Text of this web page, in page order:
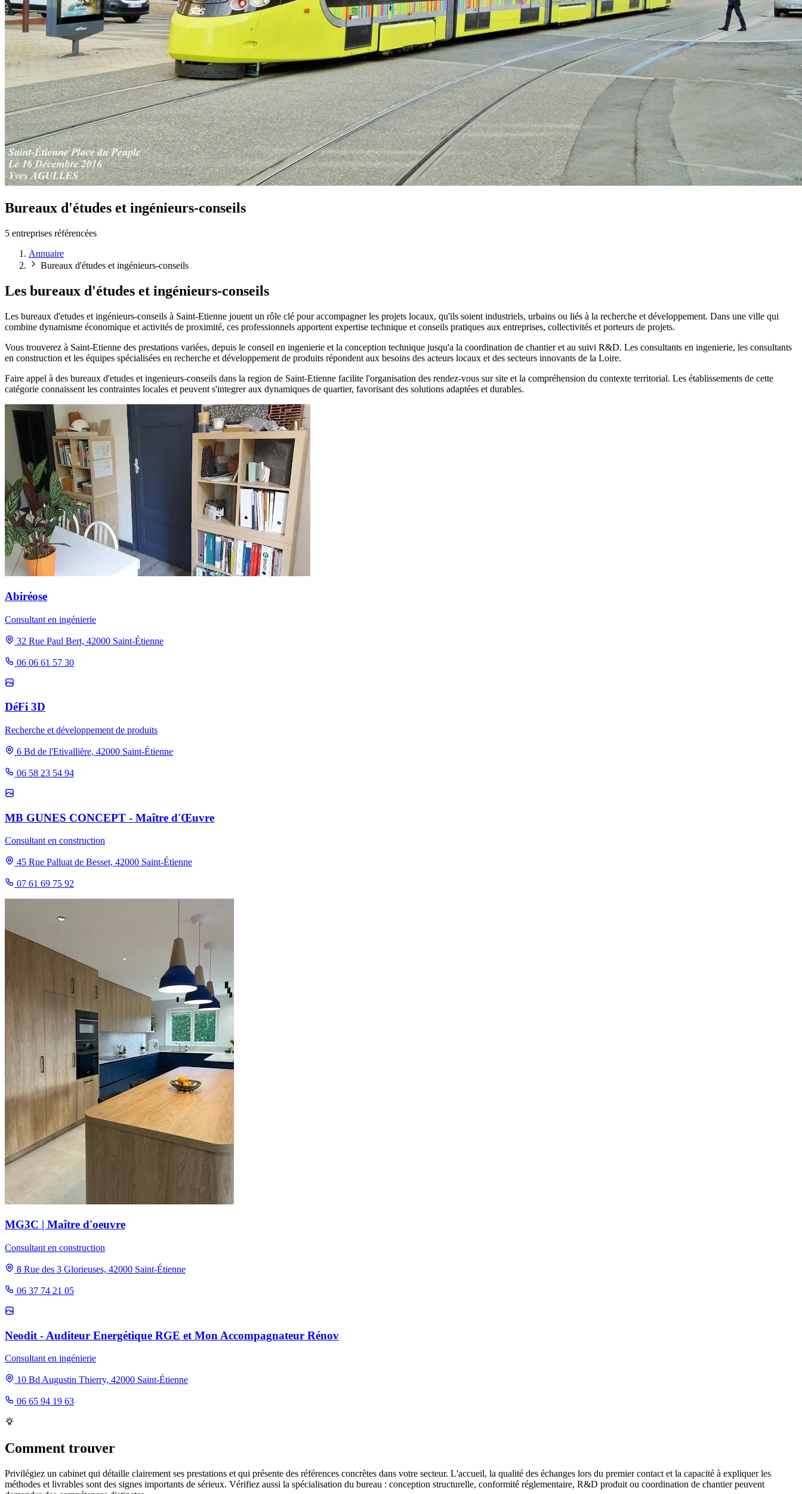
Bureaux d'études et ingénieurs-conseils
5 entreprises référencées
Annuaire
Bureaux d'études et ingénieurs-conseils
Les bureaux d'études et ingénieurs-conseils
Les bureaux d'etudes et ingénieurs-conseils à Saint-Etienne jouent un rôle clé pour accompagner les projets locaux, qu'ils soient industriels, urbains ou liés à la recherche et développement. Dans une ville qui
combine dynamisme économique et activités de proximité, ces professionnels apportent expertise technique et conseils pratiques aux entreprises, collectivités et porteurs de projets.
Vous trouverez à Saint-Etienne des prestations variées, depuis le conseil en ingenierie et la conception technique jusqu'a la coordination de chantier et au suivi R&D. Les consultants en ingenierie, les consultants
en construction et les équipes spécialisées en recherche et développement de produits répondent aux besoins des acteurs locaux et des secteurs innovants de la Loire.
Faire appel à des bureaux d'etudes et ingenieurs-conseils dans la region de Saint-Etienne facilite l'organisation des rendez-vous sur site et la compréhension du contexte territorial. Les établissements de cette
catégorie connaissent les contraintes locales et peuvent s'integrer aux dynamiques de quartier, favorisant des solutions adaptées et durables.
Abiréose
Consultant en ingénierie
32 Rue Paul Bert, 42000 Saint-Étienne
06 06 61 57 30
DéFi 3D
Recherche et développement de produits
6 Bd de l'Etivallière, 42000 Saint-Étienne
06 58 23 54 94
MB GUNES CONCEPT - Maître d'Œuvre
Consultant en construction
45 Rue Palluat de Besset, 42000 Saint-Étienne
07 61 69 75 92
MG3C | Maître d'oeuvre
Consultant en construction
8 Rue des 3 Glorieuses, 42000 Saint-Étienne
06 37 74 21 05
Neodit - Auditeur Energétique RGE et Mon Accompagnateur Rénov
Consultant en ingénierie
10 Bd Augustin Thierry, 42000 Saint-Étienne
06 65 94 19 63
Comment trouver
Privilégiez un cabinet qui détaille clairement ses prestations et qui présente des références concrètes dans votre secteur. L'accueil, la qualité des échanges lors du premier contact et la capacité à expliquer les
méthodes et livrables sont des signes importants de sérieux. Vérifiez aussi la spécialisation du bureau : conception structurelle, conformité réglementaire, R&D produit ou coordination de chantier peuvent